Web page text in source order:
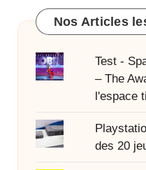
Nos Articles
Test -
– The
l'espace
des 20